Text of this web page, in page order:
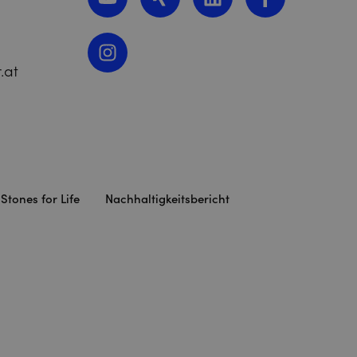
Stones for Life Nachhaltigkeitsbericht